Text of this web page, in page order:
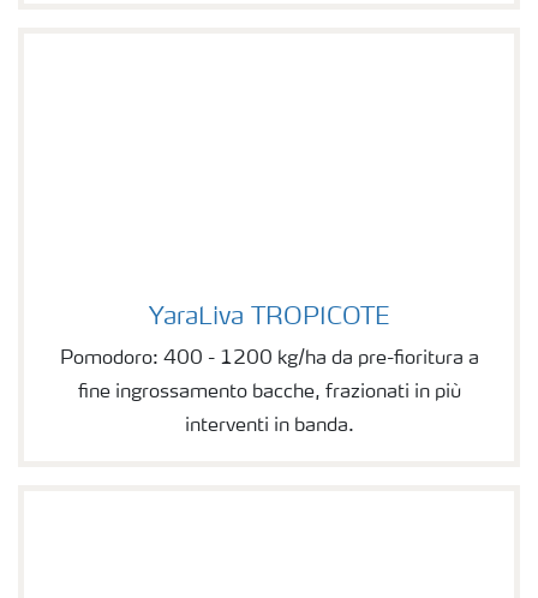
YaraLiva TROPICOTE
Pomodoro: 400 - 1200 kg/ha da pre-fioritura a
fine ingrossamento bacche, frazionati in più
interventi in banda.